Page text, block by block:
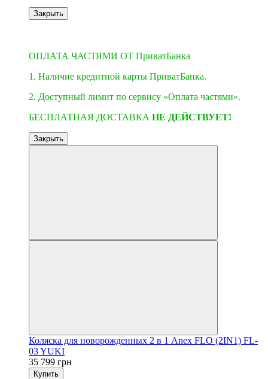
Закрыть
ОПЛАТА ЧАСТЯМИ ОТ ПриватБанка
1. Наличие кредитной карты ПриватБанка.
2. Доступный лимит по сервису «Оплата частями».
БЕСПЛАТНАЯ ДОСТАВКА НЕ ДЕЙСТВУЕТ!
Закрыть
Коляска для новорожденных 2 в 1 Anex FLO (2IN1) FL-
03 YUKI
35 799 грн
Купить